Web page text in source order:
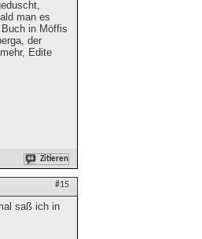
man es
in Möffis
der
Edite
Zitieren
#15
saß ich in